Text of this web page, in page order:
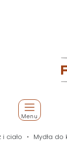
Menu
i ciało Mydła do